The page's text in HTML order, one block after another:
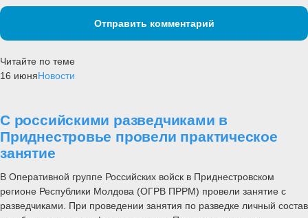
Отправить комментарий
Читайте по теме
16 июняНовости
С российскими разведчиками в
Приднестровье провели практическое
занятие
В Оперативной группе Российских войск в Приднестровском
регионе Республики Молдова (ОГРВ ПРРМ) провели занятие с
разведчиками. При проведении занятия по разведке личный состав